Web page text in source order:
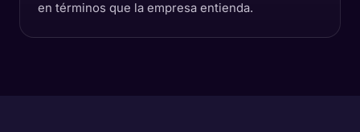
en términos que la empresa entienda.